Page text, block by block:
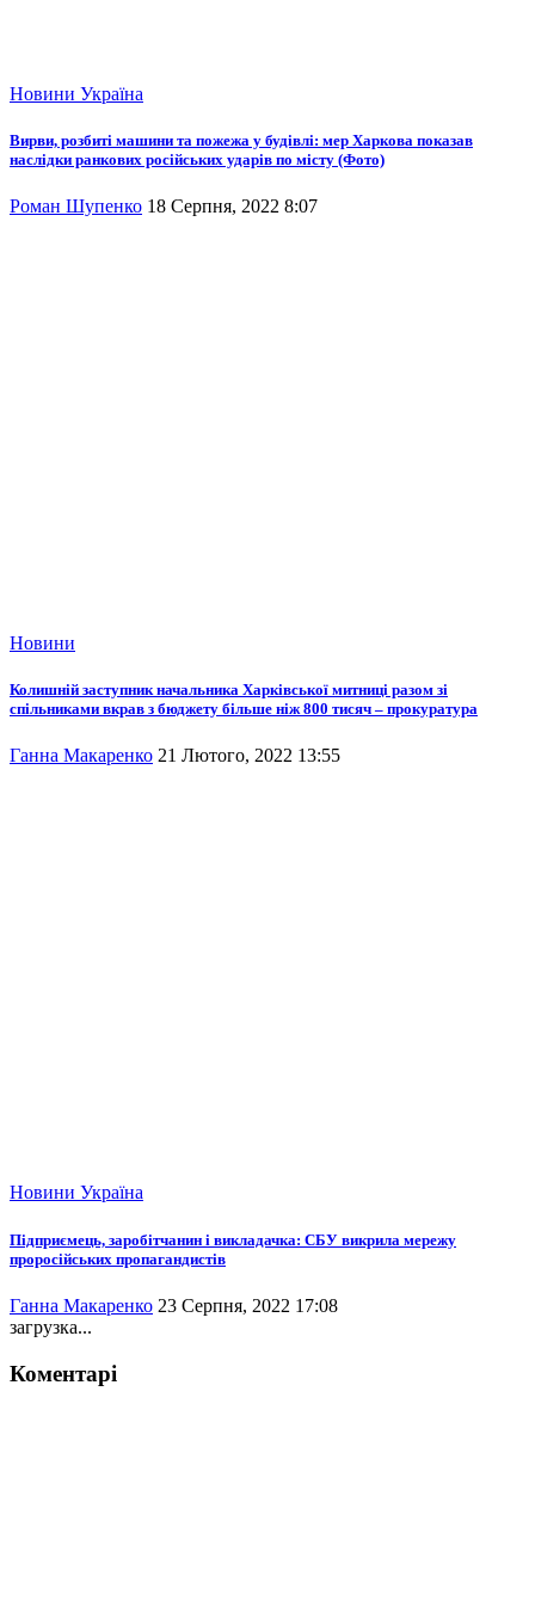
Новини Україна
Вирви, розбиті машини та пожежа у будівлі: мер Харкова показав
наслідки ранкових російських ударів по місту (Фото)
Роман Шупенко 18 Серпня, 2022 8:07
Новини
Колишній заступник начальника Харківської митниці разом зі
спільниками вкрав з бюджету більше ніж 800 тисяч – прокуратура
Ганна Макаренко 21 Лютого, 2022 13:55
Новини Україна
Підприємець, заробітчанин і викладачка: СБУ викрила мережу
проросійських пропагандистів
Ганна Макаренко 23 Серпня, 2022 17:08
загрузка...
Коментарі